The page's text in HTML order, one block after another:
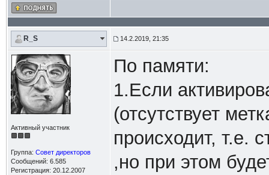
R_S 14.2.2019, 21:35
Активный участник
Группа: Совет директоров
Сообщений: 6.585
Регистрация: 20.12.2007
По памяти:
1.Если
(отсутствует
происходит, т.е.
,но при этом